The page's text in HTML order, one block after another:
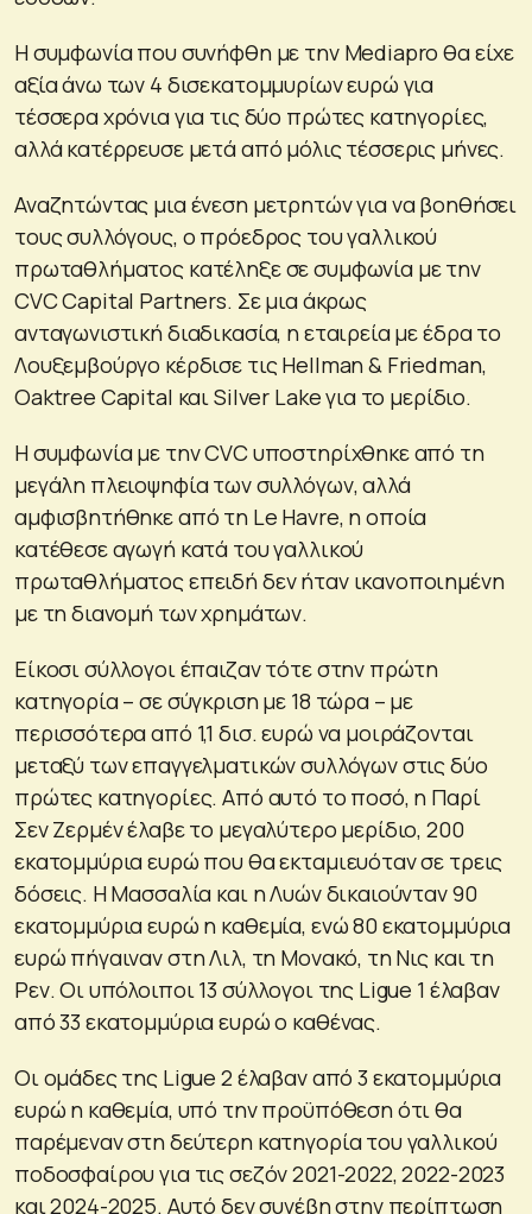
Η συμφωνία που συνήφθη με την Mediapro θα είχε
αξία άνω των 4 δισεκατομμυρίων ευρώ για
τέσσερα χρόνια για τις δύο πρώτες κατηγορίες,
αλλά κατέρρευσε μετά από μόλις τέσσερις μήνες.
Αναζητώντας μια ένεση μετρητών για να βοηθήσει
τους συλλόγους, ο πρόεδρος του γαλλικού
πρωταθλήματος κατέληξε σε συμφωνία με την
CVC Capital Partners. Σε μια άκρως
ανταγωνιστική διαδικασία, η εταιρεία με έδρα το
Λουξεμβούργο κέρδισε τις Hellman & Friedman,
Oaktree Capital και Silver Lake για το μερίδιο.
Η συμφωνία με την CVC υποστηρίχθηκε από τη
μεγάλη πλειοψηφία των συλλόγων, αλλά
αμφισβητήθηκε από τη Le Havre, η οποία
κατέθεσε αγωγή κατά του γαλλικού
πρωταθλήματος επειδή δεν ήταν ικανοποιημένη
με τη διανομή των χρημάτων.
Είκοσι σύλλογοι έπαιζαν τότε στην πρώτη
κατηγορία – σε σύγκριση με 18 τώρα – με
περισσότερα από 1,1 δισ. ευρώ να μοιράζονται
μεταξύ των επαγγελματικών συλλόγων στις δύο
πρώτες κατηγορίες. Από αυτό το ποσό, η Παρί
Σεν Ζερμέν έλαβε το μεγαλύτερο μερίδιο, 200
εκατομμύρια ευρώ που θα εκταμιευόταν σε τρεις
δόσεις. Η Μασσαλία και η Λυών δικαιούνταν 90
εκατομμύρια ευρώ η καθεμία, ενώ 80 εκατομμύρια
ευρώ πήγαιναν στη Λιλ, τη Μονακό, τη Νις και τη
Ρεν. Οι υπόλοιποι 13 σύλλογοι της Ligue 1 έλαβαν
από 33 εκατομμύρια ευρώ ο καθένας.
Οι ομάδες της Ligue 2 έλαβαν από 3 εκατομμύρια
ευρώ η καθεμία, υπό την προϋπόθεση ότι θα
παρέμεναν στη δεύτερη κατηγορία του γαλλικού
ποδοσφαίρου για τις σεζόν 2021-2022, 2022-2023
και 2024-2025. Αυτό δεν συνέβη στην περίπτωση